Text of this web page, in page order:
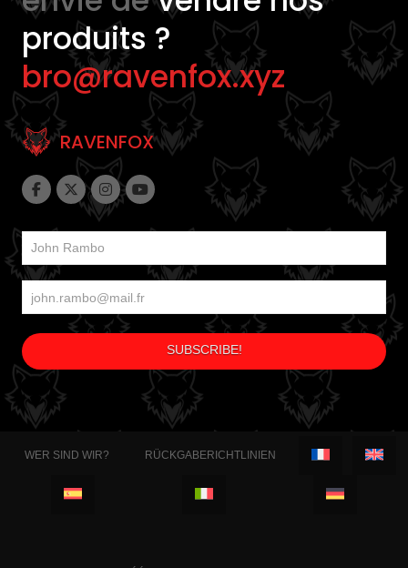
produits ?
bro@ravenfox.xyz
RAVENFOX
WER SIND WIR? RÜCKGABERICHTLINIEN